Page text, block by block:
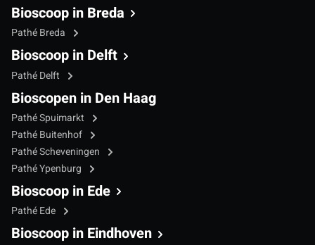
Bioscoop in Breda
Pathé Breda
Bioscoop in Delft
Pathé Delft
Bioscopen in Den Haag
Pathé Spuimarkt
Pathé Buitenhof
Pathé Scheveningen
Pathé Ypenburg
Bioscoop in Ede
Pathé Ede
Bioscoop in Eindhoven